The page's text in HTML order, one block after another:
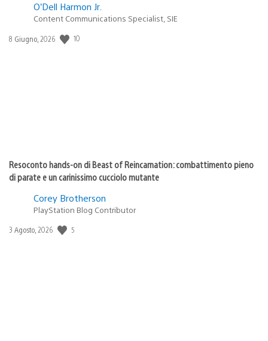
O’Dell Harmon Jr.
Content Communications Specialist, SIE
Data
8 Giugno, 2026 10
Resoconto hands-on di Beast of Reincarnation: combattimento pieno
di parate e un carinissimo cucciolo mutante
Corey Brotherson
PlayStation Blog Contributor
Data
3 Agosto, 2026 5